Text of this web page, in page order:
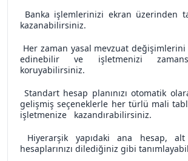
Banka işlemlerinizi ekran üzerinden
kazanabilirsiniz.
Her zaman yasal mevzuat
edinebilir ve işletmenizi
koruyabilirsiniz.
Standart hesap planınızı otomatik
gelişmiş seçeneklerle her türlü mali
işletmenize kazandırabilirsiniz.
Hiyerarşik yapıdaki ana hesap,
hesaplarınızı dilediğiniz gibi